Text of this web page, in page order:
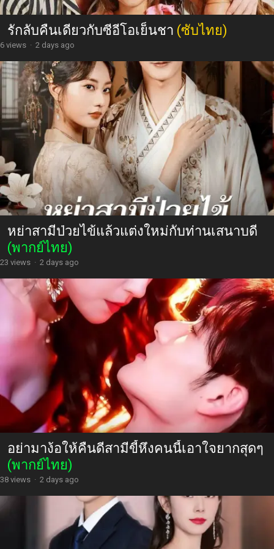
รักลับคืนเดียวกับซีอีโอเย็นชา (ซับไทย)
6 views · 2 days ago
หย่าสามีป่วยไข้แล้วแต่งใหม่กับท่านเสนาบดี
(พากย์ไทย)
23 views · 2 days ago
อย่ามาง้อให้คืนดีสามีขี้หึงคนนี้เอาใจยากสุดๆ
(พากย์ไทย)
38 views · 2 days ago